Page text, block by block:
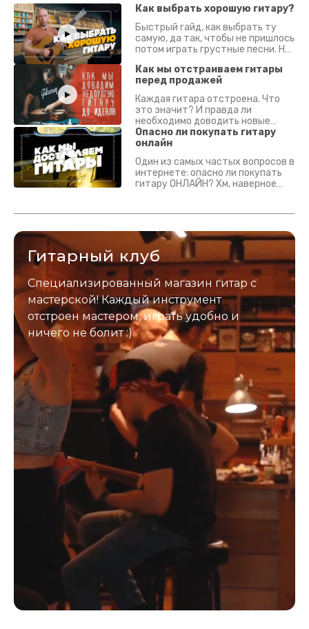
Как выбрать хорошую гитару?
Быстрый гайд, как выбрать ту
самую, да так, чтобы не пришлось
потом играть грустные песни. На
Как мы отстраиваем гитары
перед продажей
Каждая гитара отстроена. Что
это значит? И правда ли
необходимо доводить новые
гитары? Если кратко - да.
Подробно - в видео :)
Опасно ли покупать гитару
онлайн
Один из самых частых вопросов в
интернете: опасно ли покупать
гитару ОНЛАЙН? Хм, наверное
застрахован. Случись что -
Гитарный клуб
Специализированный магазин гитар с
мастерской! Каждый инструмент
отстроен мастером, играть удобно и
ничего не болит :)